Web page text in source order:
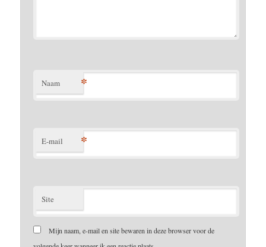
Naam *
E-mail *
Site
Mijn naam, e-mail en site bewaren in deze browser voor de